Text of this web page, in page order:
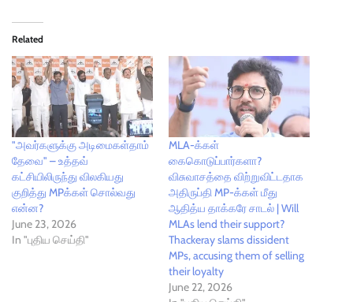
Related
"அவர்களுக்கு அடிமைகள்தாம்
தேவை" – உத்தவ்
கட்சியிலிருந்து விலகியது
குறித்து MPக்கள் சொல்வது
என்ன?
June 23, 2026
In "புதிய செய்தி"
MLA-க்கள்
கைகொடுப்பார்களா?
விசுவாசத்தை விற்றுவிட்டதாக
அதிருப்தி MP-க்கள் மீது
ஆதித்ய தாக்கரே சாடல் | Will
MLAs lend their support?
Thackeray slams dissident
MPs, accusing them of selling
their loyalty
June 22, 2026